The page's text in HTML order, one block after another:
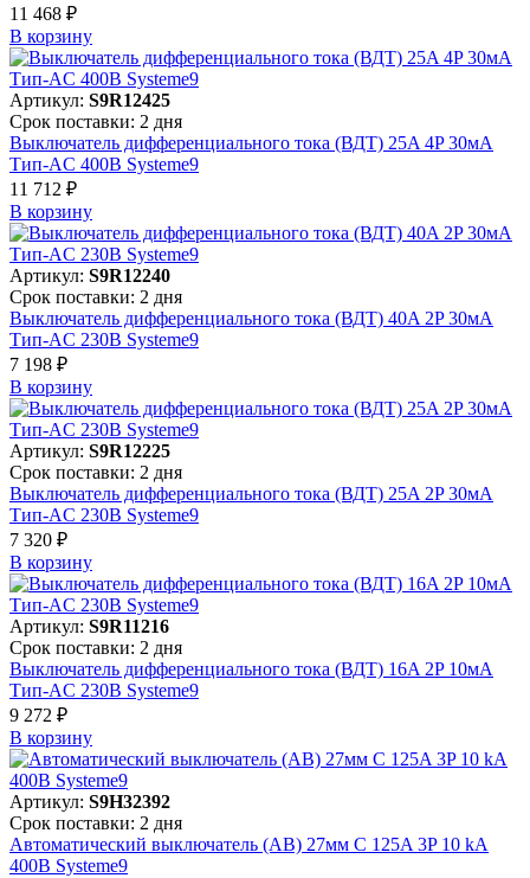
11 468 ₽
В корзинy
Артикул: S9R12425
Срок поставки: 2 дня
Выключатель дифференциального тока (ВДТ) 25A 4P 30мА
Тип-AC 400В Systeme9
11 712 ₽
В корзинy
Артикул: S9R12240
Срок поставки: 2 дня
Выключатель дифференциального тока (ВДТ) 40A 2P 30мА
Тип-AC 230В Systeme9
7 198 ₽
В корзинy
Артикул: S9R12225
Срок поставки: 2 дня
Выключатель дифференциального тока (ВДТ) 25A 2P 30мА
Тип-AC 230В Systeme9
7 320 ₽
В корзинy
Артикул: S9R11216
Срок поставки: 2 дня
Выключатель дифференциального тока (ВДТ) 16A 2P 10мА
Тип-AC 230В Systeme9
9 272 ₽
В корзинy
Артикул: S9H32392
Срок поставки: 2 дня
Автоматический выключатель (АВ) 27мм C 125A 3P 10 kA
400В Systeme9